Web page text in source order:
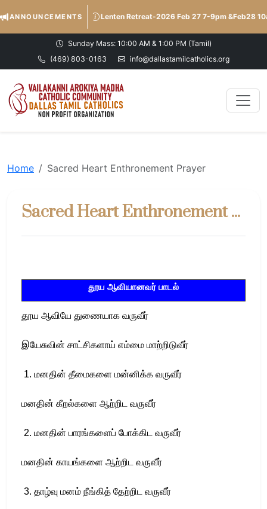
ANNOUNCEMENTS Lenten Retreat-2026 Feb 27 7-9pm &Feb28
Sunday Mass: 10:00 AM & 1:00 PM (Tamil)
(469) 803-0163
info@dallastamilcatholics.org
Home Sacred Heart Enthronement Prayer
Sacred Heart Enthronement Prayer
தூய ஆவியானவர் பாடல்
தூய ஆவியே துணையாக வருவீர்
இயேசுவின் சாட்சிகளாய் எம்மை மாற்றிடுவீர்
1. மனதின் தீமைகளை மன்னிக்க வருவீர்
மனதின் கீறல்களை ஆற்றிட வருவீர்
2. மனதின் பாரங்களைப் போக்கிட வருவீர்
மனதின் காயங்களை ஆற்றிட வருவீர்
3. தாழ்வு மனம் நீங்கித் தேற்றிட வருவீர்